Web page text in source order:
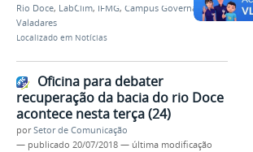
Rio Doce, LabClim, IFMG, Campus Governador
Valadares
Localizado em Notícias
Oficina para debater
recuperação da bacia do rio Doce
acontece nesta terça (24)
porSetor de Comunicação
— publicado 20/07/2018 — última modificação